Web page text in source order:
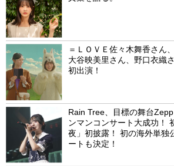
＝ＬＯＶＥ佐々木舞香さん
大谷映美里さん、野口衣織
初出演！
Rain Tree、目標の舞台
ンマンコンサート大成功！
夜」初披露！ 初の海外単独
ートも決定！